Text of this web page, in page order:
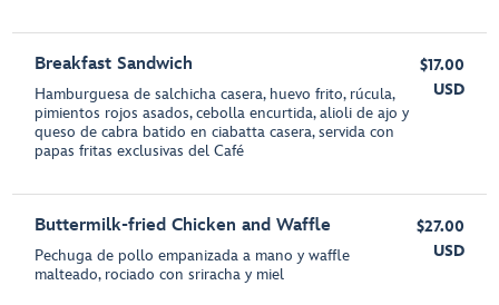
Breakfast Sandwich
Hamburguesa de salchicha casera, huevo frito, rúcula,
pimientos rojos asados, cebolla encurtida, alioli de ajo y
queso de cabra batido en ciabatta casera, servida con
papas fritas exclusivas del Café
$17.00
USD
Buttermilk-fried Chicken and Waffle
Pechuga de pollo empanizada a mano y waffle
malteado, rociado con sriracha y miel
$27.00
USD